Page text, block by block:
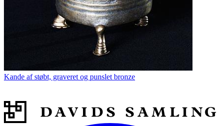
Kande af støbt, graveret og punslet bronze